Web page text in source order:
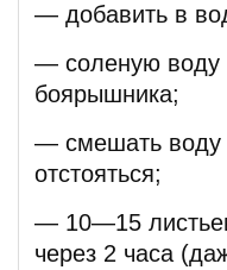
— добавить в
— соленую воду
боярышника;
— смешать воду
отстояться;
— 10—15
через 2 часа